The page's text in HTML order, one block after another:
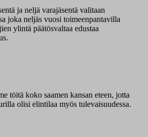
ja neljä varajäsentä valitaan
joka neljäs vuosi toimeenpantavilla
ylintä päätösvaltaa edustaa
töitä koko saamen kansan eteen, jotta
olisi elintilaa myös tulevaisuudessa.